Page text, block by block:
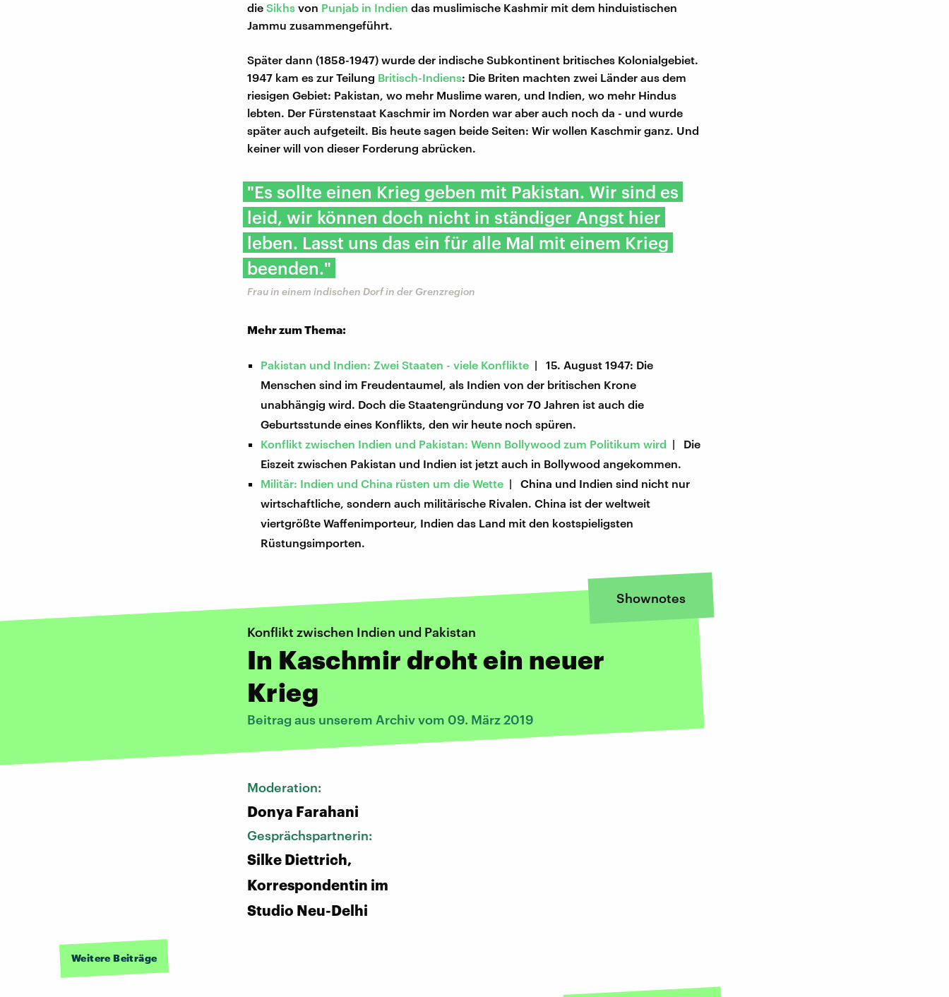
die Sikhs von Punjab in Indien das muslimische Kashmir mit dem hinduistischen
Jammu zusammengeführt.
Später dann (1858-1947) wurde der indische Subkontinent britisches Kolonialgebiet.
1947 kam es zur Teilung Britisch-Indiens: Die Briten machten zwei Länder aus dem
riesigen Gebiet: Pakistan, wo mehr Muslime waren, und Indien, wo mehr Hindus
lebten. Der Fürstenstaat Kaschmir im Norden war aber auch noch da - und wurde
später auch aufgeteilt. Bis heute sagen beide Seiten: Wir wollen Kaschmir ganz. Und
keiner will von dieser Forderung abrücken.
"Es sollte einen Krieg geben mit Pakistan. Wir sind es
leid, wir können doch nicht in ständiger Angst hier
leben. Lasst uns das ein für alle Mal mit einem Krieg
beenden."
Frau in einem indischen Dorf in der Grenzregion
Mehr zum Thema:
Pakistan und Indien: Zwei Staaten - viele Konflikte | 15. August 1947: Die
Menschen sind im Freudentaumel, als Indien von der britischen Krone
unabhängig wird. Doch die Staatengründung vor 70 Jahren ist auch die
Geburtsstunde eines Konflikts, den wir heute noch spüren.
Konflikt zwischen Indien und Pakistan: Wenn Bollywood zum Politikum wird | Die
Eiszeit zwischen Pakistan und Indien ist jetzt auch in Bollywood angekommen.
Militär: Indien und China rüsten um die Wette | China und Indien sind nicht nur
wirtschaftliche, sondern auch militärische Rivalen. China ist der weltweit
viertgrößte Waffenimporteur, Indien das Land mit den kostspieligsten
Rüstungsimporten.
Shownotes
Konflikt zwischen Indien und Pakistan
In Kaschmir droht ein neuer
Krieg
Beitrag aus unserem Archiv vom 09. März 2019
Moderation:
Donya Farahani
Gesprächspartnerin:
Silke Diettrich,
Korrespondentin im
Studio Neu-Delhi
Weitere Beiträge